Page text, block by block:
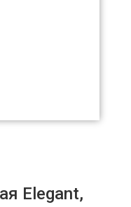
Elegant,